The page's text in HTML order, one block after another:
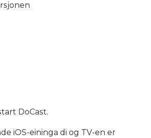
DoCast.
iOS-eininga di og TV-en er